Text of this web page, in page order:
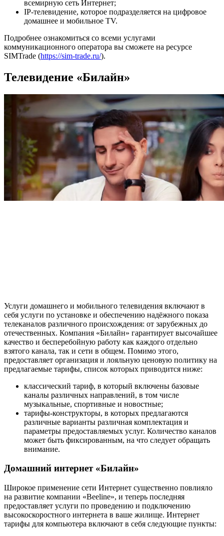
всемирную сеть Интернет;
IP-телевидение, которое подразделяется на цифровое
домашнее и мобильное TV.
Подробнее ознакомиться со всеми услугами
коммуникационного оператора вы сможете на ресурсе
SIMTrade (https://sim-trade.ru/).
Телевидение «Билайн»
Услуги домашнего и мобильного телевидения включают в
себя услуги по установке и обеспечению надёжного показа
телеканалов различного происхождения: от зарубежных до
отечественных. Компания «Билайн» гарантирует высочайшее
качество и бесперебойную работу как каждого отдельно
взятого канала, так и сети в общем. Помимо этого,
предоставляет организация и лояльную ценовую политику на
предлагаемые тарифы, список которых приводится ниже:
классический тариф, в который включены базовые
каналы различных направлений, в том числе
музыкальные, спортивные и новостные;
тарифы-конструкторы, в которых предлагаются
различные варианты различная комплектация и
параметры предоставляемых услуг. Количество каналов
может быть фиксированным, на что следует обращать
внимание.
Домашний интернет «Билайн»
Широкое применение сети Интернет существенно повлияло
на развитие компании «Beeline», и теперь последняя
предоставляет услуги по проведению и подключению
высокоскоростного интернета в ваше жилище. Интернет
тарифы для компьютера включают в себя следующие пункты: